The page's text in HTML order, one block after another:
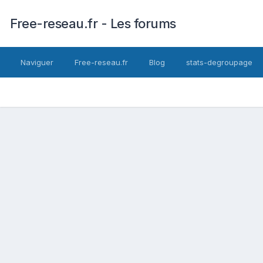
Free-reseau.fr - Les forums
Naviguer Free-reseau.fr Blog stats-degroupage